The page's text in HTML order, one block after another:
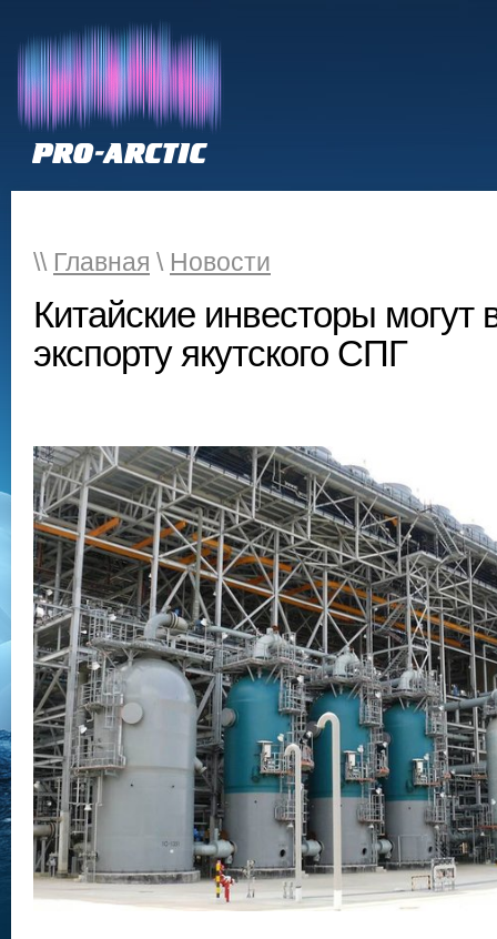
\\ Главная \ Новости
Китайские инвесторы могут
экспорту якутского СПГ